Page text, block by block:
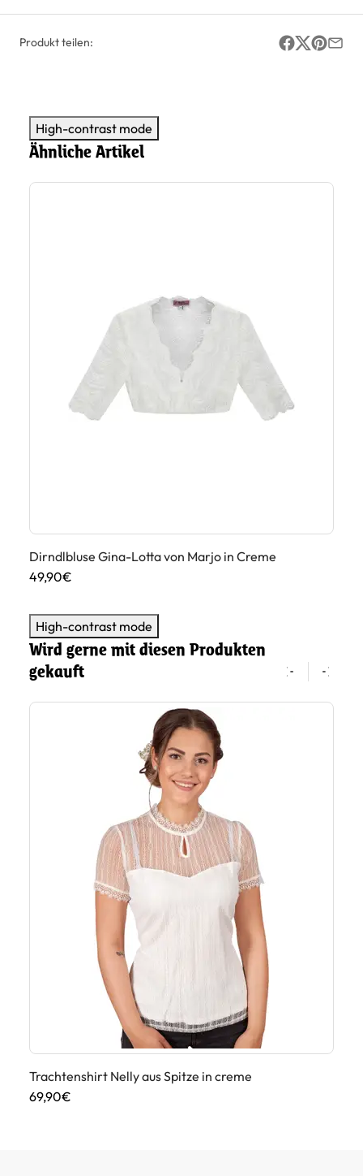
Produkt teilen:
High-contrast mode
Ähnliche Artikel
Dirndlbluse Gina-Lotta von Marjo in Creme
49,90€
High-contrast mode
Wird gerne mit diesen Produkten
gekauft
Trachtenshirt Nelly aus Spitze in creme
69,90€